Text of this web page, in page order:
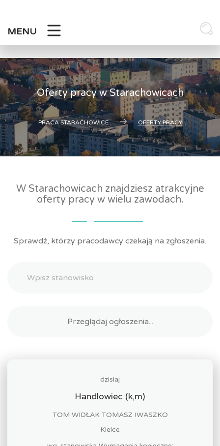
MENU
Oferty pracy w Starachowicach
PRACA STARACHOWICE OFERTY PRACY
W Starachowicach znajdziesz atrakcyjne
oferty pracy w wielu zawodach.
Sprawdź, którzy pracodawcy czekają na zgłoszenia.
dzisiaj
Handlowiec (k,m)
TOM WIDŁAK TOMASZ IWASZKO
Kielce